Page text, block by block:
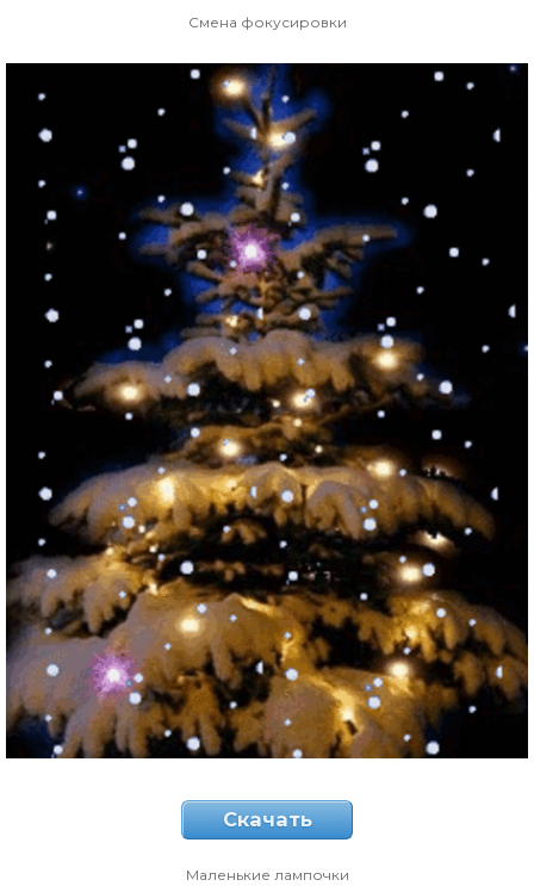
Смена фокусировки
Скачать
Маленькие лампочки